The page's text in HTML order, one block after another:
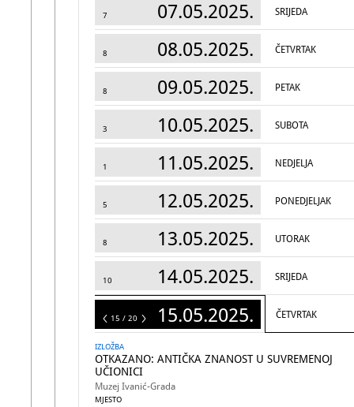
7 07.05.2025. SRIJEDA
8 08.05.2025. ČETVRTAK
8 09.05.2025. PETAK
3 10.05.2025. SUBOTA
1 11.05.2025. NEDJELJA
5 12.05.2025. PONEDJELJAK
8 13.05.2025. UTORAK
10 14.05.2025. SRIJEDA
20 15.05.2025. ČETVRTAK
15 / 20
IZLOŽBA
OTKAZANO: ANTIČKA ZNANOST U SUVREMENOJ
UČIONICI
Muzej Ivanić-Grada
MJESTO